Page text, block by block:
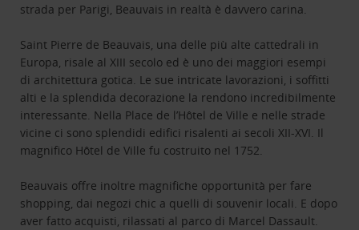
strada per Parigi, Beauvais in realtà è davvero carina.
Saint Pierre de Beauvais, una delle più alte cattedrali in
Europa, risale al XIII secolo ed è uno dei maggiori esempi
di architettura gotica. Le sue intricate lavorazioni, i soffitti
alti e la splendida decorazione la rendono incredibilmente
interessante. Nella Place de l’Hôtel de Ville e nelle strade
vicine ci sono splendidi edifici risalenti ai secoli XII-XVI. Il
magnifico Hôtel de Ville fu costruito nel 1752.
Beauvais offre inoltre magnifiche opportunità per fare
shopping, dai negozi chic a quelli di souvenir locali. E dopo
aver fatto acquisti, rilassati al parco di Marcel Dassault.